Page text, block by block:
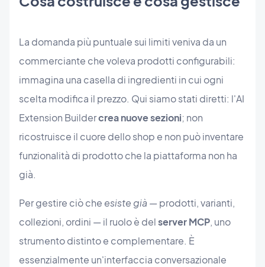
La domanda più puntuale sui limiti veniva da un
commerciante che voleva prodotti configurabili:
immagina una casella di ingredienti in cui ogni
scelta modifica il prezzo. Qui siamo stati diretti: l'AI
Extension Buildercrea nuove sezioni; non
ricostruisce il cuore dello shop e non può inventare
funzionalità di prodotto che la piattaforma non ha
già.
Per gestire ciò che esiste già — prodotti, varianti,
collezioni, ordini — il ruolo è delserver MCP, uno
strumento distinto e complementare. È
essenzialmente un'interfaccia conversazionale